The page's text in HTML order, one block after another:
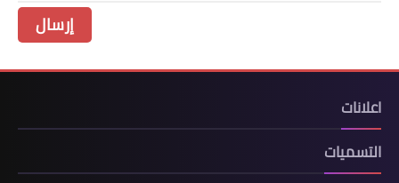
اعلانات
التسميات